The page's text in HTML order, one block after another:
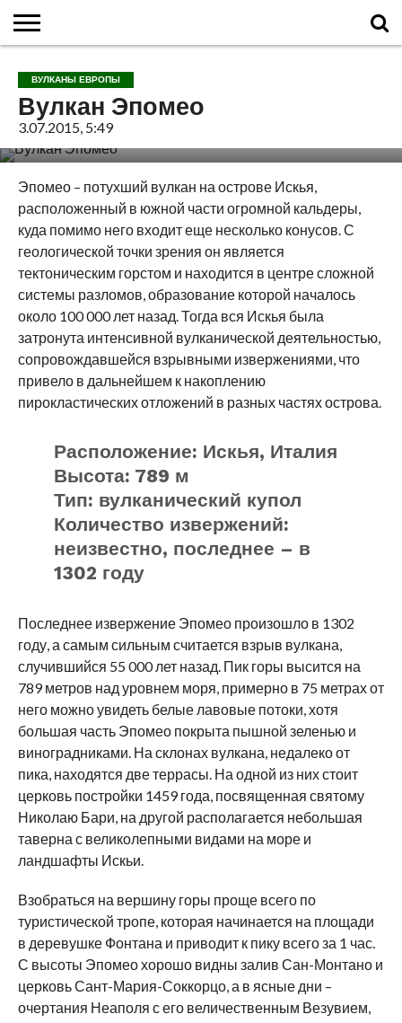
О
ВУЛКАНАХ
ВУЛКАНЫ
МИРА
КАЛЬДЕРЫ
НОВОСТИ
ФАКТЫ
ИСТОРИЯ
МОНИТОРИНГ
ВИДЕО
ТУРИСТАМ
О
САЙТЕ
КАРТА
САЙТА
КОНТАКТЫ
ВУЛКАНЫ ЕВРОПЫ
Вулкан Эпомео
3.07.2015, 5:49
Эпомео – потухший вулкан на острове Искья,
расположенный в южной части огромной кальдеры,
куда помимо него входит еще несколько конусов.С
геологической точки зрения он является
тектоническим горстом и находится в центре сложной
системы разломов, образование которой началось
около 100 000 лет назад. Тогда вся Искья была
затронута интенсивной вулканической деятельностью,
сопровождавшейся взрывными извержениями, что
привело в дальнейшем к накоплению
пирокластических отложений в разных частях острова.
Расположение: Искья, Италия
Высота: 789 м
Тип: вулканический купол
Количество извержений:
неизвестно, последнее – в
1302 году
Последнее извержение Эпомео произошло в 1302
году, а самым сильным считается взрыв вулкана,
случившийся 55 000 лет назад. Пик горы высится на
789 метров над уровнем моря, примерно в 75 метрах от
него можно увидеть белые лавовые потоки, хотя
большая часть Эпомео покрыта пышной зеленью и
виноградниками. На склонах вулкана, недалеко от
пика, находятся две террасы. На одной из них стоит
церковь постройки 1459 года, посвященная святому
Николаю Бари, на другой располагается небольшая
таверна с великолепными видами на море и
ландшафты Искьи.
Взобраться на вершину горы проще всего по
туристической тропе, которая начинается на площади
в деревушке Фонтана и приводит к пику всего за 1 час.
С высоты Эпомео хорошо видны залив Сан-Монтано и
церковь Сант-Мария-Соккорцо, а в ясные дни –
очертания Неаполя с его величественным Везувием,